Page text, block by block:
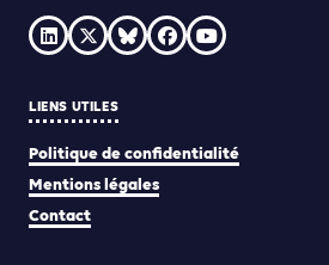
LIENS UTILES
Politique de confidentialité
Mentions légales
Contact